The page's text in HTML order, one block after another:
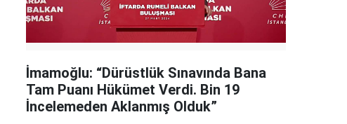
İmamoğlu: “Dürüstlük Sınavında Bana
Tam Puanı Hükümet Verdi. Bin 19
İncelemeden Aklanmış Olduk”